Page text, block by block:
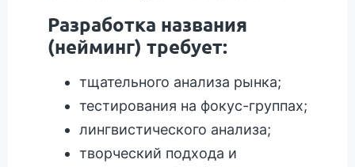
Разработка названия
(нейминг) требует:
тщательного анализа рынка;
тестирования на фокус-группах;
лингвистического анализа;
творческий подхода и